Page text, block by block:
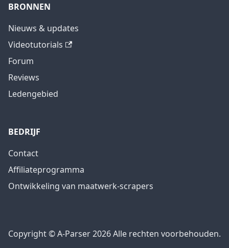
BRONNEN
Nieuws & updates
Videotutorials
Forum
Reviews
Ledengebied
BEDRIJF
Contact
Affiliateprogramma
Ontwikkeling van maatwerk-scrapers
Copyright © A-Parser 2026 Alle rechten voorbehouden.